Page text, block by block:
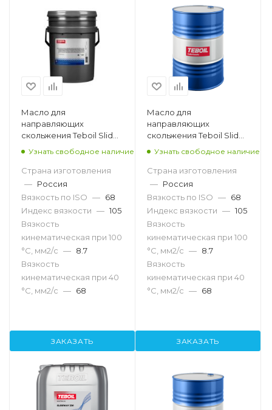
Масло для
направляющих
скольжения Teboil Slide
Узнать свободное наличие
Страна изготовления
— Россия
Вязкость по ISO — 68
Индекс вязкости — 105
Вязкость
кинематическая при 100
°С, мм2/с — 8.7
Вязкость
кинематическая при 40
°С, мм2/с — 68
ЗАКАЗАТЬ
Масло для
направляющих
скольжения Teboil Slide
Узнать свободное наличие
Страна изготовления
— Россия
Вязкость по ISO — 68
Индекс вязкости — 105
Вязкость
кинематическая при 100
°С, мм2/с — 8.7
Вязкость
кинематическая при 40
°С, мм2/с — 68
ЗАКАЗАТЬ